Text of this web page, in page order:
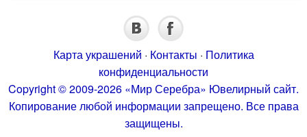
Карта украшений · Контакты · Политика
конфиденциальности
Copyright © 2009-2026 «Мир Серебра» Ювелирный сайт.
Копирование любой информации запрещено. Все права
защищены.